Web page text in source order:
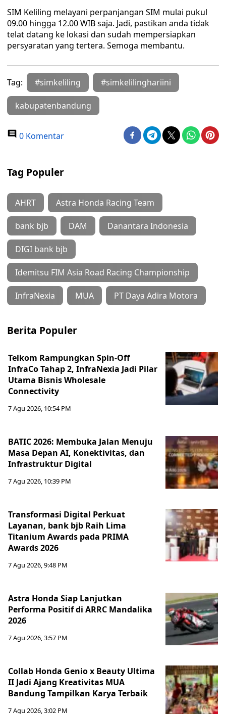
SIM Keliling melayani perpanjangan SIM mulai pukul
09.00 hingga 12.00 WIB saja. Jadi, pastikan anda tidak
telat datang ke lokasi dan sudah mempersiapkan
persyaratan yang tertera. Semoga membantu.
Tag: #simkeliling #simkelilinghariini
kabupatenbandung
0 Komentar
Tag Populer
AHRT Astra Honda Racing Team
bank bjb DAM Danantara Indonesia
DIGI bank bjb
Idemitsu FIM Asia Road Racing Championship
InfraNexia MUA PT Daya Adira Motora
Berita Populer
Telkom Rampungkan Spin-Off
InfraCo Tahap 2, InfraNexia Jadi Pilar
Utama Bisnis Wholesale
Connectivity
7 Agu 2026, 10:54 PM
BATIC 2026: Membuka Jalan Menuju
Masa Depan AI, Konektivitas, dan
Infrastruktur Digital
7 Agu 2026, 10:39 PM
Transformasi Digital Perkuat
Layanan, bank bjb Raih Lima
Titanium Awards pada PRIMA
Awards 2026
7 Agu 2026, 9:48 PM
Astra Honda Siap Lanjutkan
Performa Positif di ARRC Mandalika
2026
7 Agu 2026, 3:57 PM
Collab Honda Genio x Beauty Ultima
II Jadi Ajang Kreativitas MUA
Bandung Tampilkan Karya Terbaik
7 Agu 2026, 3:02 PM